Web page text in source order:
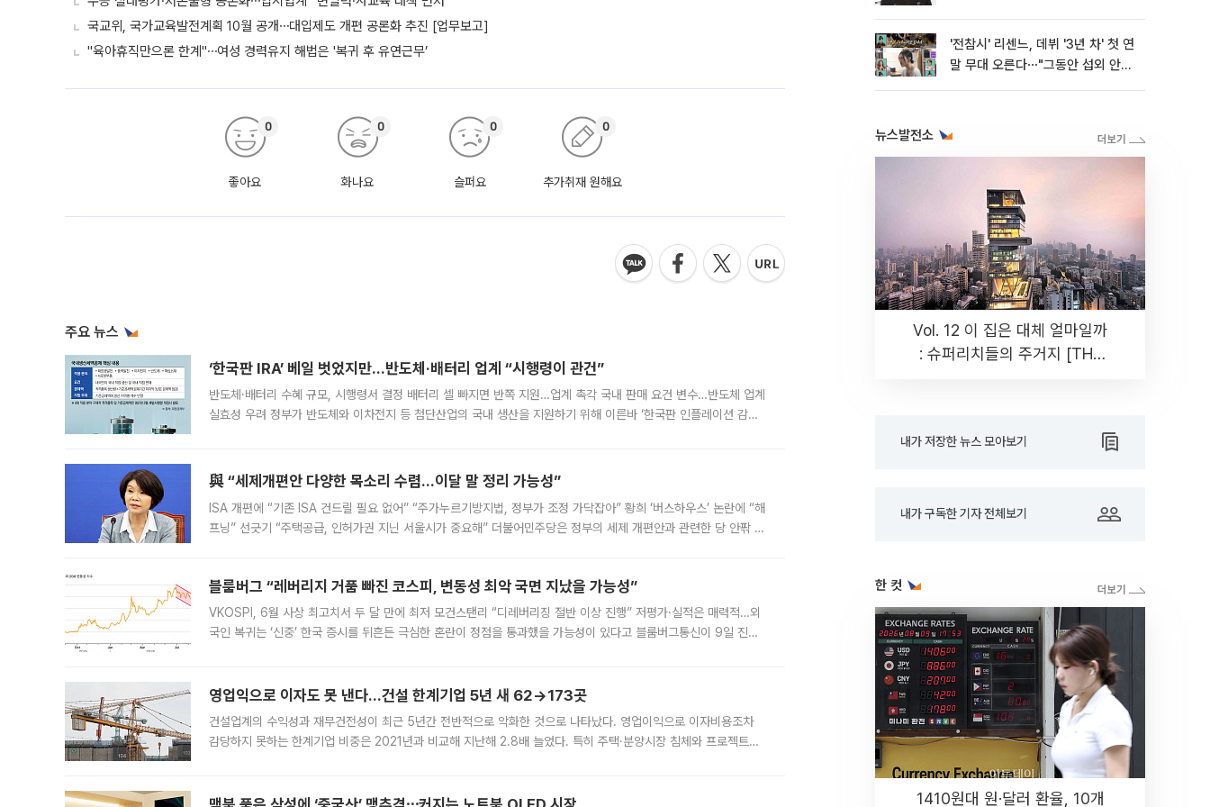
국교위, 국가교육발전계획 10월 공개⋯대입제도 개편 공론화 추진 [업무보고]
"육아휴직만으론 한계"⋯여성 경력유지 해법은 '복귀 후 유연근무’
좋아요
0
화나요
0
슬퍼요
0
추가취재 원해요
0
주요 뉴스
‘한국판 IRA’ 베일 벗었지만…반도체·배터리 업계 “시행령이 관건”
반도체·배터리 수혜 규모, 시행령서 결정 배터리 셀 빠지면 반쪽 지원…업계 촉각 국내 판매 요건 변수…반도체 업계
실효성 우려 정부가 반도체와 이차전지 등 첨단산업의 국내 생산을 지원하기 위해 이른바 ‘한국판 인플레이션 감축
與 “세제개편안 다양한 목소리 수렴…이달 말 정리 가능성”
ISA 개편에 “기존 ISA 건드릴 필요 없어” “주가누르기방지법, 정부가 조정 가닥잡아” 황희 ‘버스하우스’ 논란에 “해
프닝” 선긋기 “주택공급, 인허가권 지닌 서울시가 중요해” 더불어민주당은 정부의 세제 개편안과 관련한 당 안팎 의
블룸버그 “레버리지 거품 빠진 코스피, 변동성 최악 국면 지났을 가능성”
VKOSPI, 6월 사상 최고치서 두 달 만에 최저 모건스탠리 “디레버리징 절반 이상 진행” 저평가·실적은 매력적…외
국인 복귀는 ‘신중’ 한국 증시를 뒤흔든 극심한 혼란이 정점을 통과했을 가능성이 있다고 블룸버그통신이 9일 진단
영업익으로 이자도 못 낸다…건설 한계기업 5년 새 62→173곳
건설업계의 수익성과 재무건전성이 최근 5년간 전반적으로 악화한 것으로 나타났다. 영업이익으로 이자비용조차
감당하지 못하는 한계기업 비중은 2021년과 비교해 지난해 2.8배 늘었다. 특히 주택·분양시장 침체와 프로젝트파
'전참시' 리센느, 데뷔 '3년 차' 첫 연
말 무대 오른다⋯"그동안 섭외 안
뉴스발전소
Vol. 12 이 집은 대체 얼마일까
: 슈퍼리치들의 주거지 [THE
내가 저장한 뉴스 모아보기
내가 구독한 기자 전체보기
한 컷
1410원대 원·달러 환율, 10개